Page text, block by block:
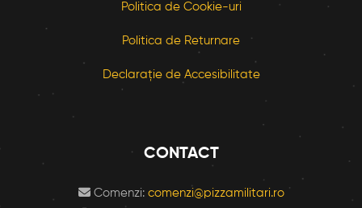
Politica de Cookie-uri
Politica de Returnare
Declarație de Accesibilitate
CONTACT
Comenzi: comenzi@pizzamilitari.ro